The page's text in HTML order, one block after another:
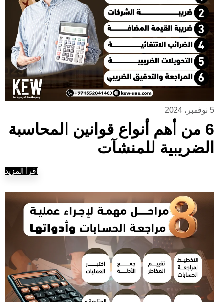
5 نوفمبر، 2024
6 من أهم أنواع قوانين المحاسبة
الضريبية للمنشآت
إقرأ المزيد